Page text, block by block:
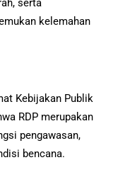
serta
kelemahan
Kebijakan Publik
RDP merupakan
pengawasan,
bencana.